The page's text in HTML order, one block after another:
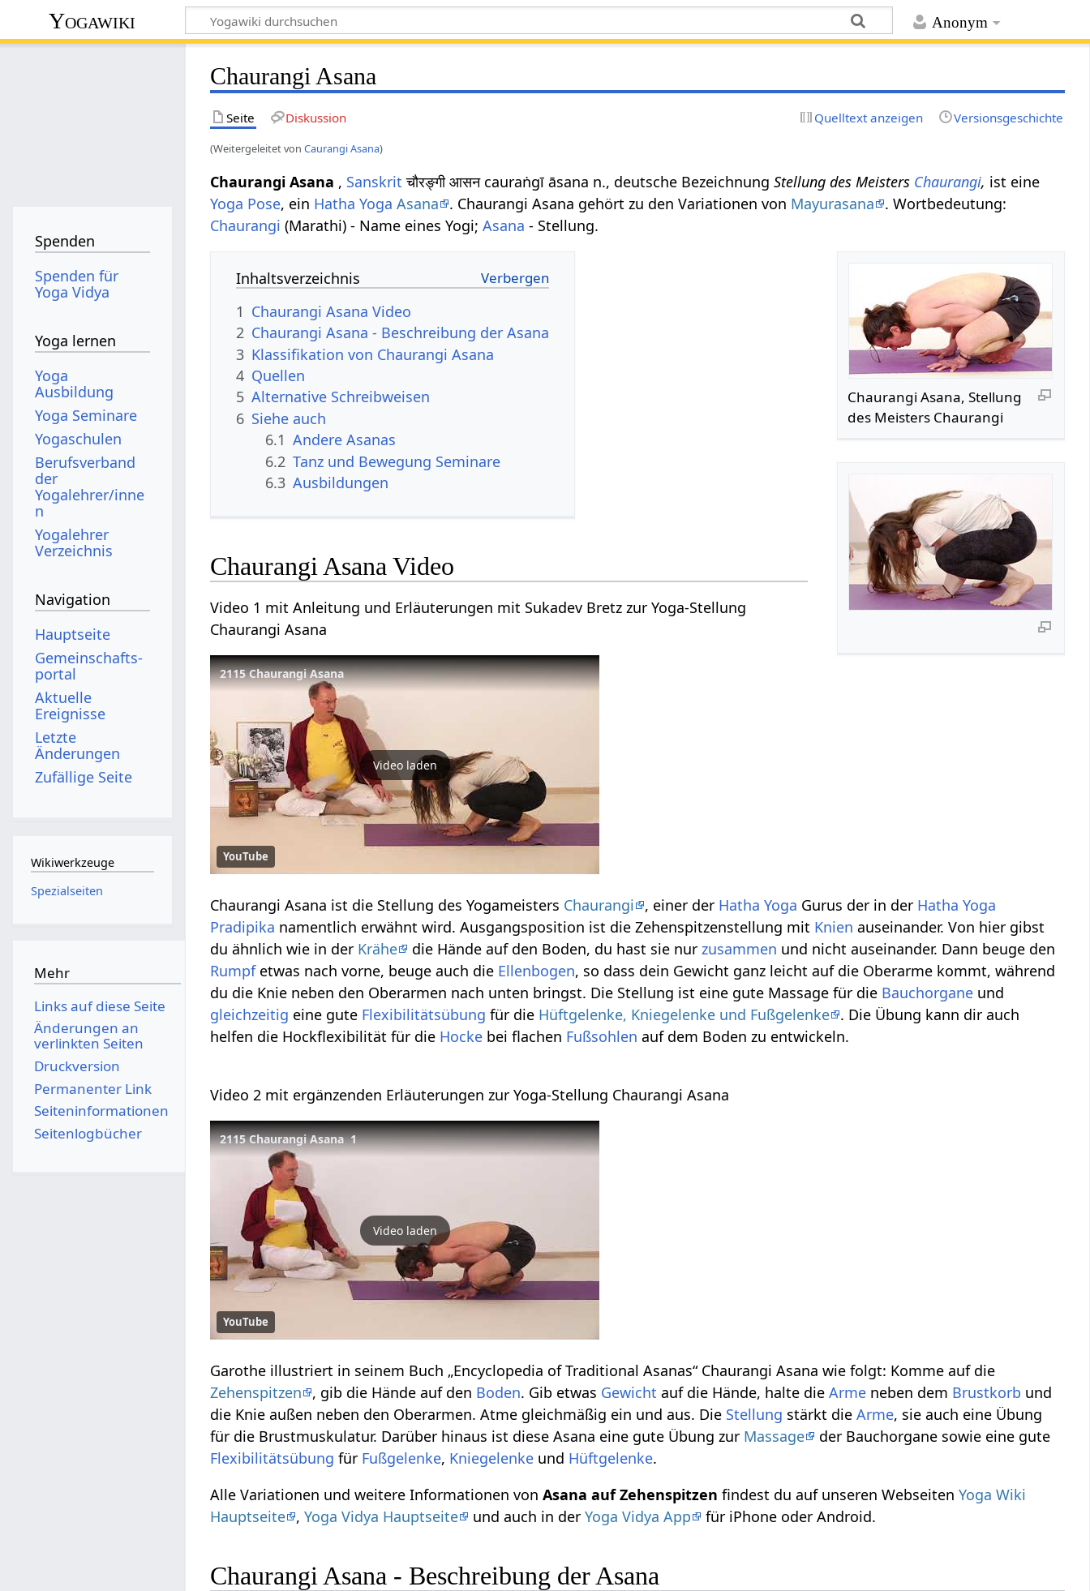
Anonym
Yogawiki
Chaurangi Asana
Seite Diskussion Quelltext anzeigen Versionsgeschichte
(Weitergeleitet vonCaurangi Asana)
Chaurangi Asana , Sanskrit चौरङ्गी आसन cauraṅgī āsana n., deutsche BezeichnungStellung des Meisters Chaurangi, ist eine
Yoga Pose, ein Hatha Yoga Asana . Chaurangi Asana gehört zu den Variationen von Mayurasana
. Wortbedeutung:
Chaurangi (Marathi) - Name eines Yogi;Asana - Stellung.
Chaurangi Asana, Stellung
des Meisters Chaurangi
Inhaltsverzeichnis
1 Chaurangi Asana Video
2 Chaurangi Asana - Beschreibung der Asana
3 Klassifikation von Chaurangi Asana
4 Quellen
5 Alternative Schreibweisen
6 Siehe auch
6.1 Andere Asanas
6.2 Tanz und Bewegung Seminare
6.3 Ausbildungen
Chaurangi Asana Video
Video 1 mit Anleitung und Erläuterungen mit Sukadev Bretz zur Yoga-Stellung
Chaurangi Asana
2115 Chaurangi Asana
Video laden
YouTube
Chaurangi Asana ist die Stellung des Yogameisters Chaurangi , einer der Hatha Yoga Gurus der in der Hatha Yoga
Pradipika namentlich erwähnt wird. Ausgangsposition ist die Zehenspitzenstellung mit Knien auseinander. Von hier gibst
du ähnlich wie in der Krähe die Hände auf den Boden, du hast sie nurzusammen und nicht auseinander. Dann beuge den
Rumpfetwas nach vorne, beuge auch die Ellenbogen, so dass dein Gewicht ganz leicht auf die Oberarme kommt, während
du die Knie neben den Oberarmen nach unten bringst. Die Stellung ist eine gute Massage für die Bauchorgane und
gleichzeitig eine gute Flexibilitätsübung für die Hüftgelenke, Kniegelenke und Fußgelenke . Die Übung kann dir auch
helfen die Hockflexibilität für die Hocke bei flachen Fußsohlen auf dem Boden zu entwickeln.
Video 2 mit ergänzenden Erläuterungen zur Yoga-Stellung Chaurangi Asana
2115 Chaurangi Asana 1
Video laden
YouTube
Garothe illustriert in seinem Buch „Encyclopedia of Traditional Asanas“ Chaurangi Asana wie folgt: Komme auf die
Zehenspitzen
, gib die Hände auf den Boden. Gib etwas Gewicht auf die Hände, halte dieArme neben dem Brustkorb und
die Knie außen neben den Oberarmen. Atme gleichmäßig ein und aus. Die Stellung stärkt dieArme, sie auch eine Übung
für die Brustmuskulatur. Darüber hinaus ist diese Asana eine gute Übung zur Massage
der Bauchorgane sowie eine gute
Flexibilitätsübung für Fußgelenke, Kniegelenke und Hüftgelenke.
Alle Variationen und weitere Informationen vonAsana auf Zehenspitzen findest du auf unseren WebseitenYoga Wiki
Hauptseite ,Yoga Vidya Hauptseite und auch in derYoga Vidya App für iPhone oder Android.
Chaurangi Asana - Beschreibung der Asana
Spenden
Spenden für
Yoga Vidya
Yoga lernen
Yoga
Ausbildung
Yoga Seminare
Yogaschulen
Berufsverband
der
Yogalehrer/inne
n
Yogalehrer
Verzeichnis
Navigation
Hauptseite
Gemeinschafts­
portal
Aktuelle
Ereignisse
Letzte
Änderungen
Zufällige Seite
Wikiwerkzeuge
Spezialseiten
Mehr
Links auf diese Seite
Änderungen an
verlinkten Seiten
Druckversion
Permanenter Link
Seiten­­informationen
Seitenlogbücher